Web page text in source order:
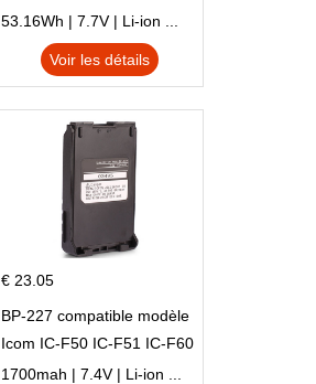
HSTNN-DB8C 921438-855
TPN-I128
53.16Wh | 7.7V | Li-ion ...
Voir les détails
€ 23.05
BP-227 compatible modèle
Icom IC-F50 IC-F51 IC-F60
IC-F61 IC-M87
1700mah | 7.4V | Li-ion ...